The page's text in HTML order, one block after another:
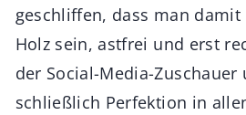
geschliffen, dass man
Holz sein, astfrei und erst
der Social-Media-
schließlich Perfektion in